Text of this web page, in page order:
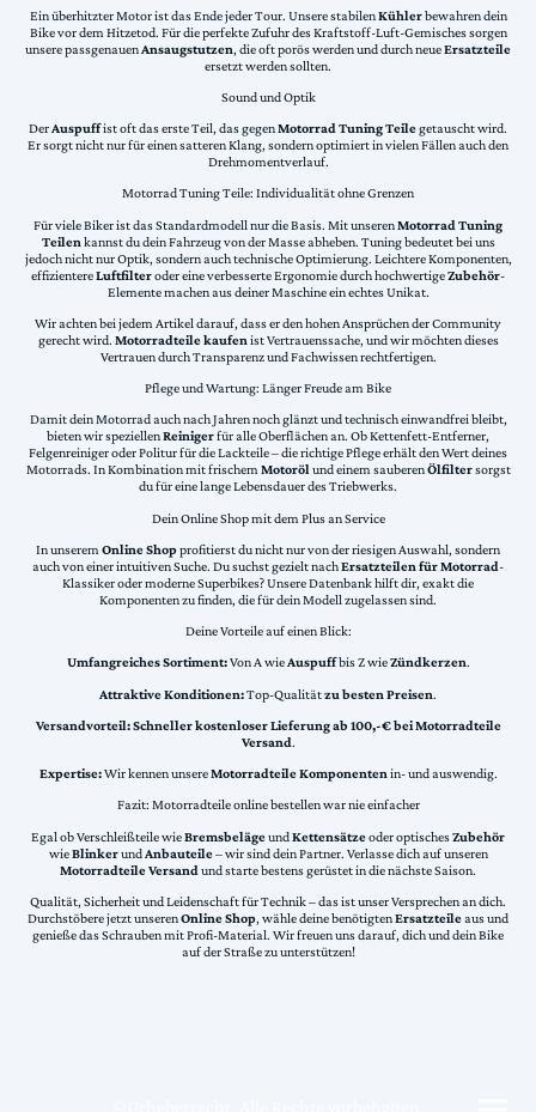
Ein überhitzter Motor ist das Ende jeder Tour. Unsere stabilenKühlerbewahren dein
Bike vor dem Hitzetod. Für die perfekte Zufuhr des Kraftstoff-Luft-Gemisches sorgen
unsere passgenauenAnsaugstutzen, die oft porös werden und durch neueErsatzteile
ersetzt werden sollten.
Sound und Optik
DerAuspuffist oft das erste Teil, das gegenMotorrad Tuning Teilegetauscht wird.
Er sorgt nicht nur für einen satteren Klang, sondern optimiert in vielen Fällen auch den
Drehmomentverlauf.
Motorrad Tuning Teile: Individualität ohne Grenzen
Für viele Biker ist das Standardmodell nur die Basis. Mit unserenMotorrad Tuning
Teilen kannst du dein Fahrzeug von der Masse abheben. Tuning bedeutet bei uns
jedoch nicht nur Optik, sondern auch technische Optimierung. Leichtere Komponenten,
effizientereLuftfilteroder eine verbesserte Ergonomie durch hochwertigeZubehör-
Elemente machen aus deiner Maschine ein echtes Unikat.
Wir achten bei jedem Artikel darauf, dass er den hohen Ansprüchen der Community
gerecht wird. Motorradteile kaufen ist Vertrauenssache, und wir möchten dieses
Vertrauen durch Transparenz und Fachwissen rechtfertigen.
Pflege und Wartung: Länger Freude am Bike
Damit dein Motorrad auch nach Jahren noch glänzt und technisch einwandfrei bleibt,
bieten wir speziellenReinigerfür alle Oberflächen an. Ob Kettenfett-Entferner,
Felgenreiniger oder Politur für die Lackteile – die richtige Pflege erhält den Wert deines
Motorrads. In Kombination mit frischemMotorölund einem sauberenÖlfiltersorgst
du für eine lange Lebensdauer des Triebwerks.
Dein Online Shop mit dem Plus an Service
In unserem Online Shopprofitierst du nicht nur von der riesigen Auswahl, sondern
auch von einer intuitiven Suche. Du suchst gezielt nachErsatzteilen für Motorrad-
Klassiker oder moderne Superbikes? Unsere Datenbank hilft dir, exakt die
Komponenten zu finden, die für dein Modell zugelassen sind.
Deine Vorteile auf einen Blick:
Umfangreiches Sortiment:Von A wieAuspuffbis Z wieZündkerzen.
Attraktive Konditionen:Top-Qualitätzu besten Preisen.
Versandvorteil:Schneller kostenloser Lieferung ab 100,-€ bei Motorradteile
Versand.
Expertise:Wir kennen unsereMotorradteile Komponentenin- und auswendig.
Fazit: Motorradteile online bestellen war nie einfacher
Egal ob Verschleißteile wieBremsbelägeundKettensätzeoder optischesZubehör
wieBlinkerundAnbauteile– wir sind dein Partner. Verlasse dich auf unseren
Motorradteile Versand und starte bestens gerüstet in die nächste Saison.
Qualität, Sicherheit und Leidenschaft für Technik – das ist unser Versprechen an dich.
Durchstöbere jetzt unserenOnline Shop, wähle deine benötigtenErsatzteileaus und
genieße das Schrauben mit Profi-Material. Wir freuen uns darauf, dich und dein Bike
auf der Straße zu unterstützen!